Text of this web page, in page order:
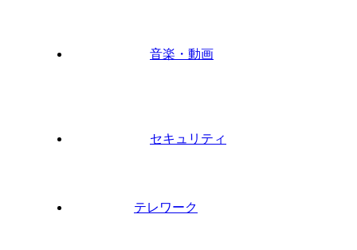
音楽・動画
セキュリティ
テレワーク